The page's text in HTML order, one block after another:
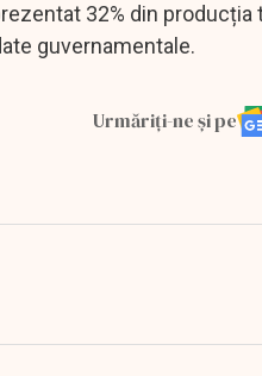
32% din
guvernamentale.
Urmăriți-ne și pe